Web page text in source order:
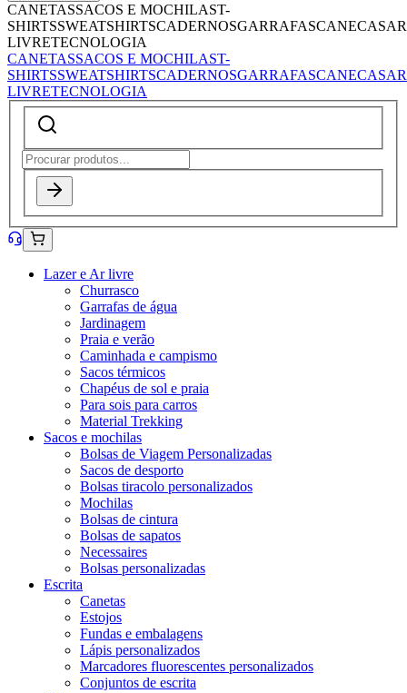
CANETASSACOS E MOCHILAST-
SHIRTSSWEATSHIRTSCADERNOSGARRAFASCANECASAR
LIVRETECNOLOGIA
CANETASSACOS E MOCHILAST-
SHIRTSSWEATSHIRTSCADERNOSGARRAFASCANECASAR
LIVRETECNOLOGIA
Lazer e Ar livre
Churrasco
Garrafas de água
Jardinagem
Praia e verão
Caminhada e campismo
Sacos térmicos
Chapéus de sol e praia
Para sois para carros
Material Trekking
Sacos e mochilas
Bolsas de Viagem Personalizadas
Sacos de desporto
Bolsas tiracolo personalizados
Mochilas
Bolsas de cintura
Bolsas de sapatos
Necessaires
Bolsas personalizadas
Escrita
Canetas
Estojos
Fundas e embalagens
Lápis personalizados
Marcadores fluorescentes personalizados
Conjuntos de escrita